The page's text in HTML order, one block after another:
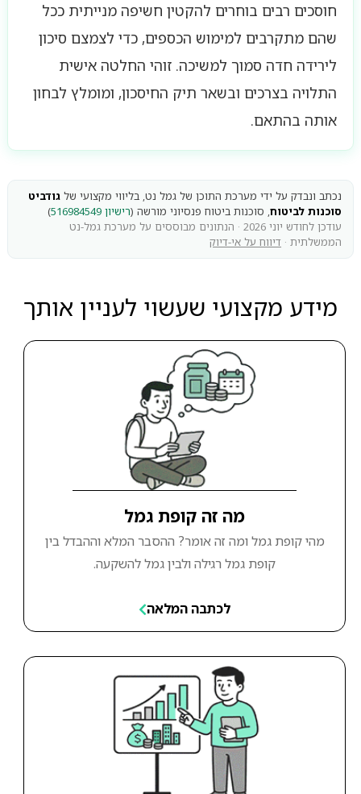
חוסכים רבים בוחרים להקטין חשיפה מנייתית ככל
שהם מתקרבים למימוש הכספים, כדי לצמצם סיכון
לירידה חדה סמוך למשיכה. זוהי החלטה אישית
התלויה בצרכים ובשאר תיק החיסכון, ומומלץ לבחון
אותה בהתאם.
נכתב ונבדק על ידי מערכת התוכן של גמל נט, בליווי מקצועי של גודביט
סוכנות לביטוח, סוכנות ביטוח פנסיוני מורשה (רישיון 516984549
)
עודכן לחודש יוני 2026 · הנתונים מבוססים על מערכת גמל-נט
הממשלתית · דיווח על אי-דיוק
מידע מקצועי שעשוי לעניין אותך
מה זה קופת גמל
מהי קופת גמל ומה זה אומר? ההסבר המלא וההבדל בין
קופת גמל רגילה ולבין גמל להשקעה.
לכתבה המלאה